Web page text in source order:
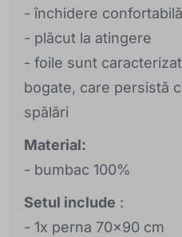
- închidere
- plăcut la atingere
- foile sunt
bogate, care persistă
spălări
Material:
- bumbac 100%
Setul include :
- 1x perna 70x90 cm